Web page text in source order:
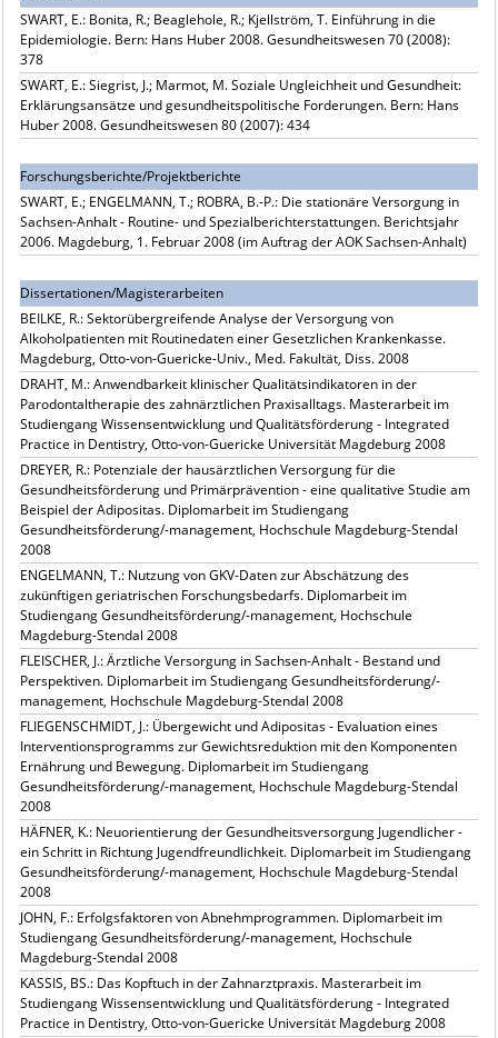
SWART, E.: Bonita, R.; Beaglehole, R.; Kjellström, T. Einführung in die
Epidemiologie. Bern: Hans Huber 2008. Gesundheitswesen 70 (2008):
378
SWART, E.: Siegrist, J.; Marmot, M. Soziale Ungleichheit und Gesundheit:
Erklärungsansätze und gesundheitspolitische Forderungen. Bern: Hans
Huber 2008. Gesundheitswesen 80 (2007): 434
Forschungsberichte/Projektberichte
SWART, E.; ENGELMANN, T.; ROBRA, B.-P.: Die stationäre Versorgung in
Sachsen-Anhalt - Routine- und Spezialberichterstattungen. Berichtsjahr
2006. Magdeburg, 1. Februar 2008 (im Auftrag der AOK Sachsen-Anhalt)
Dissertationen/Magisterarbeiten
BEILKE, R.: Sektorübergreifende Analyse der Versorgung von
Alkoholpatienten mit Routinedaten einer Gesetzlichen Krankenkasse.
Magdeburg, Otto-von-Guericke-Univ., Med. Fakultät, Diss. 2008
DRAHT, M.: Anwendbarkeit klinischer Qualitätsindikatoren in der
Parodontaltherapie des zahnärztlichen Praxisalltags. Masterarbeit im
Studiengang Wissensentwicklung und Qualitätsförderung - Integrated
Practice in Dentistry, Otto-von-Guericke Universität Magdeburg 2008
DREYER, R.: Potenziale der hausärztlichen Versorgung für die
Gesundheitsförderung und Primärprävention - eine qualitative Studie am
Beispiel der Adipositas. Diplomarbeit im Studiengang
Gesundheitsförderung/-management, Hochschule Magdeburg-Stendal
2008
ENGELMANN, T.: Nutzung von GKV-Daten zur Abschätzung des
zukünftigen geriatrischen Forschungsbedarfs. Diplomarbeit im
Studiengang Gesundheitsförderung/-management, Hochschule
Magdeburg-Stendal 2008
FLEISCHER, J.: Ärztliche Versorgung in Sachsen-Anhalt - Bestand und
Perspektiven. Diplomarbeit im Studiengang Gesundheitsförderung/-
management, Hochschule Magdeburg-Stendal 2008
FLIEGENSCHMIDT, J.: Übergewicht und Adipositas - Evaluation eines
Interventionsprogramms zur Gewichtsreduktion mit den Komponenten
Ernährung und Bewegung. Diplomarbeit im Studiengang
Gesundheitsförderung/-management, Hochschule Magdeburg-Stendal
2008
HÄFNER, K.: Neuorientierung der Gesundheitsversorgung Jugendlicher -
ein Schritt in Richtung Jugendfreundlichkeit. Diplomarbeit im Studiengang
Gesundheitsförderung/-management, Hochschule Magdeburg-Stendal
2008
JOHN, F.: Erfolgsfaktoren von Abnehmprogrammen. Diplomarbeit im
Studiengang Gesundheitsförderung/-management, Hochschule
Magdeburg-Stendal 2008
KASSIS, BS.: Das Kopftuch in der Zahnarztpraxis. Masterarbeit im
Studiengang Wissensentwicklung und Qualitätsförderung - Integrated
Practice in Dentistry, Otto-von-Guericke Universität Magdeburg 2008